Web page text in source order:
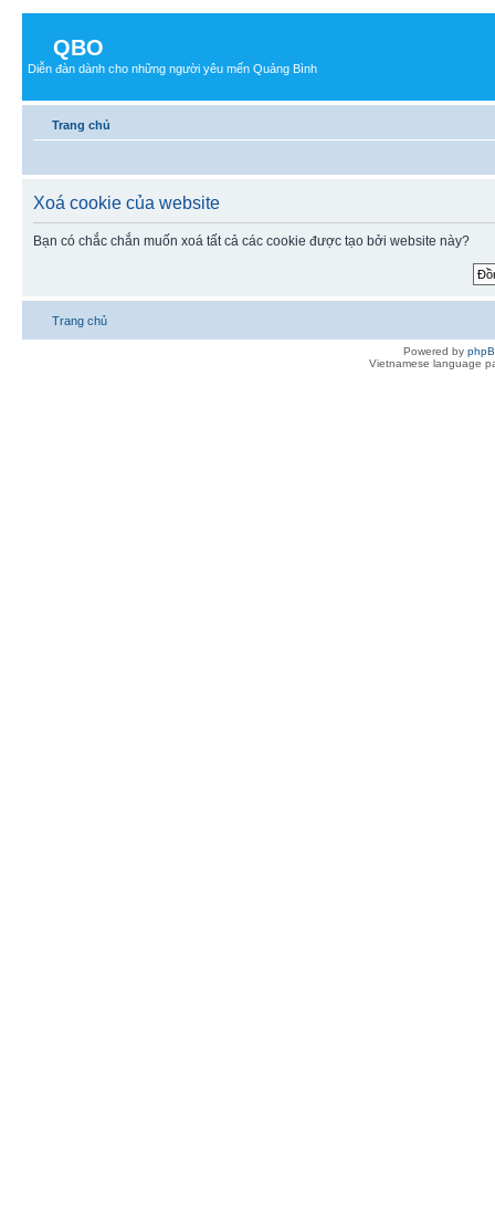
QBO
Diễn đàn dành cho những người yêu mến Quảng Bình
Trang chủ
Xoá cookie của website
Bạn có chắc chắn muốn xoá tất cả các cookie được tạo bởi website này?
Trang chủ
Powered by
Vietnamese language